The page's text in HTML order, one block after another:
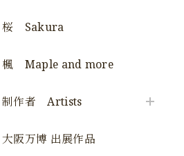
桜 Sakura
楓 Maple and more
制作者 Artists
大阪万博 出展作品